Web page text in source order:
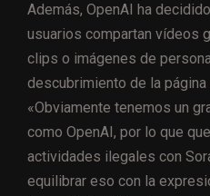
Además, OpenAI ha
usuarios compartan vídeos
clips o imágenes de
descubrimiento de la página
«Obviamente tenemos un
como OpenAI, por lo que
actividades ilegales con
equilibrar eso con la